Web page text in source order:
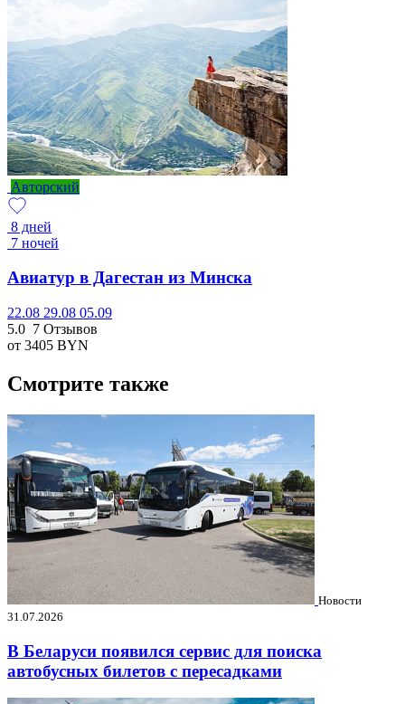
Авторский
8 дней
7 ночей
Авиатур в Дагестан из Минска
22.08 29.08 05.09
5.0 7 Отзывов
от 3405 BYN
Смотрите также
Новости
31.07.2026
В Беларуси появился сервис для поиска
автобусных билетов с пересадками